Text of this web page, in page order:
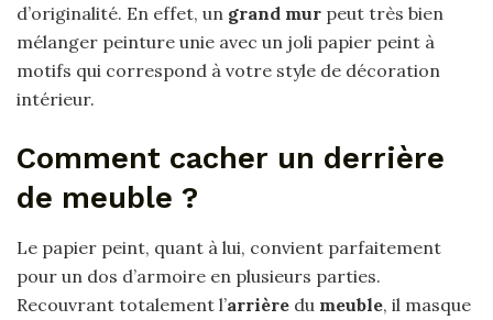
d’originalité. En effet, un grand mur peut très bien
mélanger peinture unie avec un joli papier peint à
motifs qui correspond à votre style de décoration
intérieur.
Comment cacher un derrière
de meuble ?
Le papier peint, quant à lui, convient parfaitement
pour un dos d’armoire en plusieurs parties.
Recouvrant totalement l’arrière du meuble, il masque